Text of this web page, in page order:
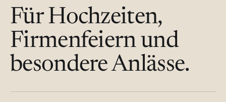
Für Hochzeiten,
Firmenfeiern und
besondere Anlässe.